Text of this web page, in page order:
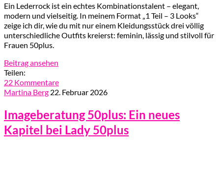
Ein Lederrock ist ein echtes Kombinationstalent – elegant,
modern und vielseitig. In meinem Format „1 Teil – 3 Looks“
zeige ich dir, wie du mit nur einem Kleidungsstück drei völlig
unterschiedliche Outfits kreierst: feminin, lässig und stilvoll für
Frauen 50plus.
Beitrag ansehen
Teilen:
22 Kommentare
Martina Berg 22. Februar 2026
Imageberatung 50plus: Ein neues
Kapitel bei Lady 50plus